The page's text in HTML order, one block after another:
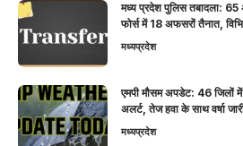
मध्य प्रदेश पुलिस तबादला: 65
फोर्स में 18 अफसरों तैनात,
मध्यप्रदेश
एमपी मौसम अपडेट: 46 जिलों
अलर्ट, तेज हवा के साथ वर्षा
मध्यप्रदेश